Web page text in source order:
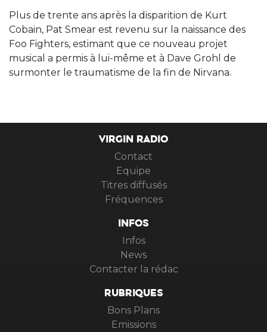
Plus de trente ans après la disparition de Kurt
Cobain, Pat Smear est revenu sur la naissance des
Foo Fighters, estimant que ce nouveau projet
musical a permis à lui-même et à Dave Grohl de
surmonter le traumatisme de la fin de Nirvana.
VIRGIN RADIO
Contact
Equipe
Titres diffusés
Fréquences
INFOS
Infos
News
Contacter la rédac
RUBRIQUES
Bons Plans
Emissions